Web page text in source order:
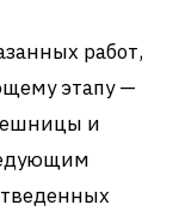
работ,
этапу —
и